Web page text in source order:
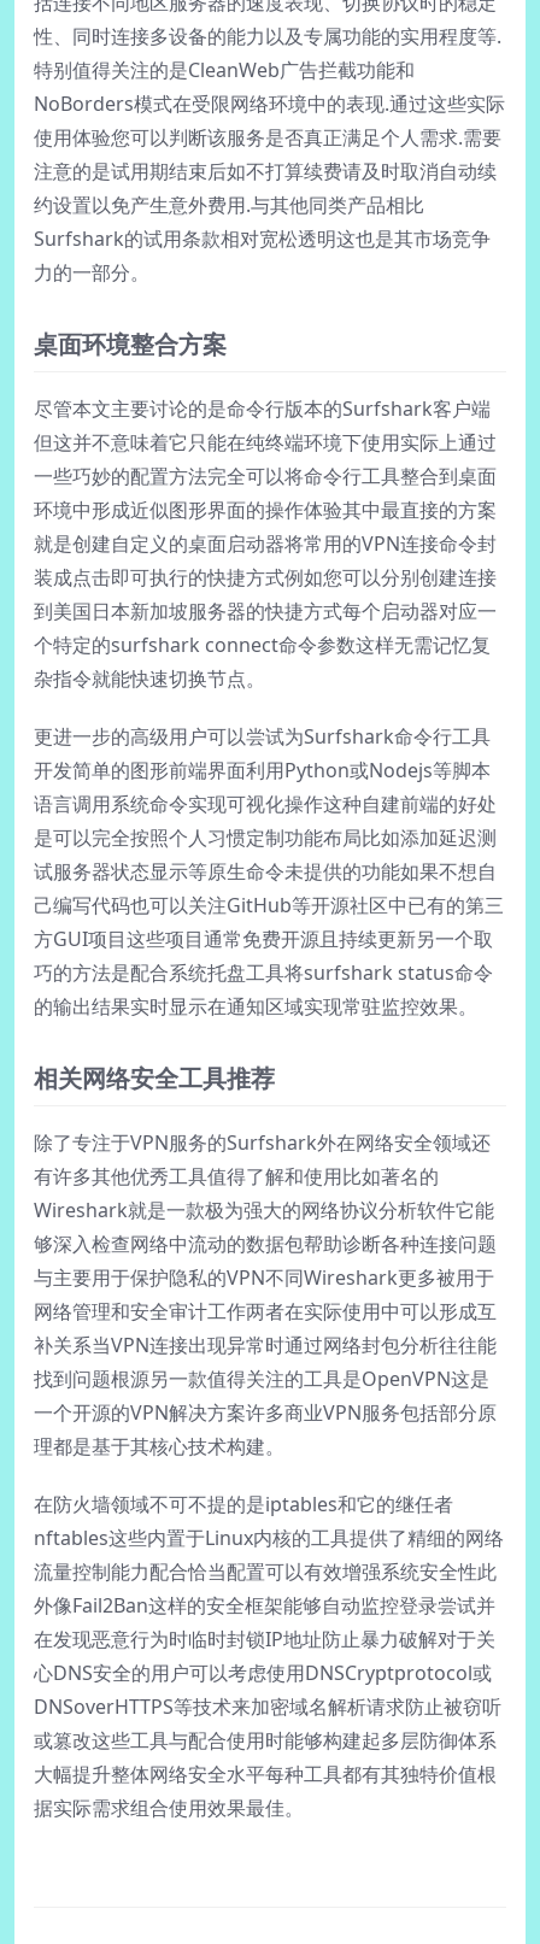
性、同时连接多设备的能力以及专属功能的实用程度等.
特别值得关注的是CleanWeb广告拦截功能和
NoBorders模式在受限网络环境中的表现.通过这些实际
使用体验您可以判断该服务是否真正满足个人需求.需要
注意的是试用期结束后如不打算续费请及时取消自动续
约设置以免产生意外费用.与其他同类产品相比
Surfshark的试用条款相对宽松透明这也是其市场竞争
力的一部分。
桌面环境整合方案
尽管本文主要讨论的是命令行版本的Surfshark客户端
但这并不意味着它只能在纯终端环境下使用实际上通过
一些巧妙的配置方法完全可以将命令行工具整合到桌面
环境中形成近似图形界面的操作体验其中最直接的方案
就是创建自定义的桌面启动器将常用的VPN连接命令封
装成点击即可执行的快捷方式例如您可以分别创建连接
到美国日本新加坡服务器的快捷方式每个启动器对应一
个特定的surfshark connect命令参数这样无需记忆复
杂指令就能快速切换节点。
更进一步的高级用户可以尝试为Surfshark命令行工具
开发简单的图形前端界面利用Python或Nodejs等脚本
语言调用系统命令实现可视化操作这种自建前端的好处
是可以完全按照个人习惯定制功能布局比如添加延迟测
试服务器状态显示等原生命令未提供的功能如果不想自
己编写代码也可以关注GitHub等开源社区中已有的第三
方GUI项目这些项目通常免费开源且持续更新另一个取
巧的方法是配合系统托盘工具将surfshark status命令
的输出结果实时显示在通知区域实现常驻监控效果。
相关网络安全工具推荐
除了专注于VPN服务的Surfshark外在网络安全领域还
有许多其他优秀工具值得了解和使用比如著名的
Wireshark就是一款极为强大的网络协议分析软件它能
够深入检查网络中流动的数据包帮助诊断各种连接问题
与主要用于保护隐私的VPN不同Wireshark更多被用于
网络管理和安全审计工作两者在实际使用中可以形成互
补关系当VPN连接出现异常时通过网络封包分析往往能
找到问题根源另一款值得关注的工具是OpenVPN这是
一个开源的VPN解决方案许多商业VPN服务包括部分原
理都是基于其核心技术构建。
在防火墙领域不可不提的是iptables和它的继任者
nftables这些内置于Linux内核的工具提供了精细的网络
流量控制能力配合恰当配置可以有效增强系统安全性此
外像Fail2Ban这样的安全框架能够自动监控登录尝试并
在发现恶意行为时临时封锁IP地址防止暴力破解对于关
心DNS安全的用户可以考虑使用DNSCryptprotocol或
DNSoverHTTPS等技术来加密域名解析请求防止被窃听
或篡改这些工具与配合使用时能够构建起多层防御体系
大幅提升整体网络安全水平每种工具都有其独特价值根
据实际需求组合使用效果最佳。